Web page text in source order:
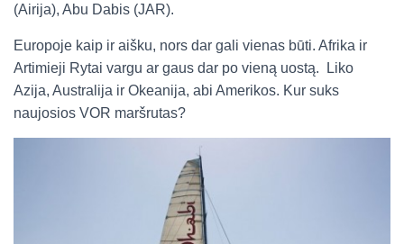
(Airija), Abu Dabis (JAR).
Europoje kaip ir aišku, nors dar gali vienas būti. Afrika ir
Artimieji Rytai vargu ar gaus dar po vieną uostą. Liko
Azija, Australija ir Okeanija, abi Amerikos. Kur suks
naujosios VOR maršrutas?